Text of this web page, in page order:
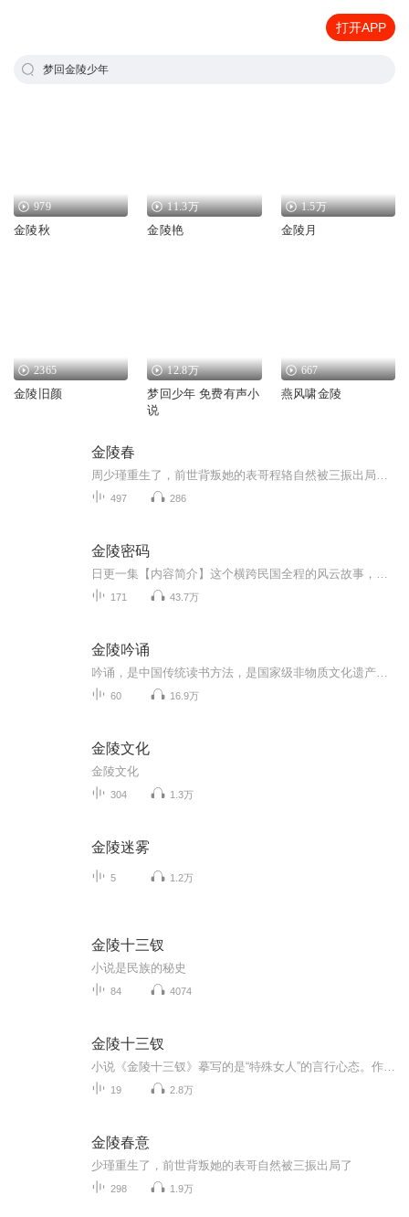
打开APP
梦回金陵少年
979
金陵秋
11.3万
金陵艳
1.5万
金陵月
2365
金陵旧颜
12.8万
梦回少年 免费有声小
说
667
燕风啸金陵
金陵春
497 286
金陵密码
171 43.7万
金陵吟诵
60 16.9万
金陵文化
金陵文化
304 1.3万
金陵迷雾
5 1.2万
金陵十三钗
小说是民族的秘史
84 4074
金陵十三钗
19 2.8万
金陵春意
少瑾重生了，前世背叛她的表哥自然被三振出局了
298 1.9万